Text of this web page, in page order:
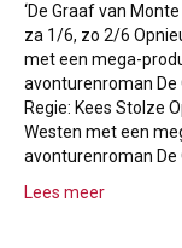
‘De Graaf van
za 1/6, zo 2/6
met een mega-
avonturenroman De
Regie: Kees Stolze
Westen met een
avonturenroman De
Lees meer